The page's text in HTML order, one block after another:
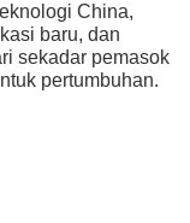
China,
baru, dan
sekadar pemasok
pertumbuhan.